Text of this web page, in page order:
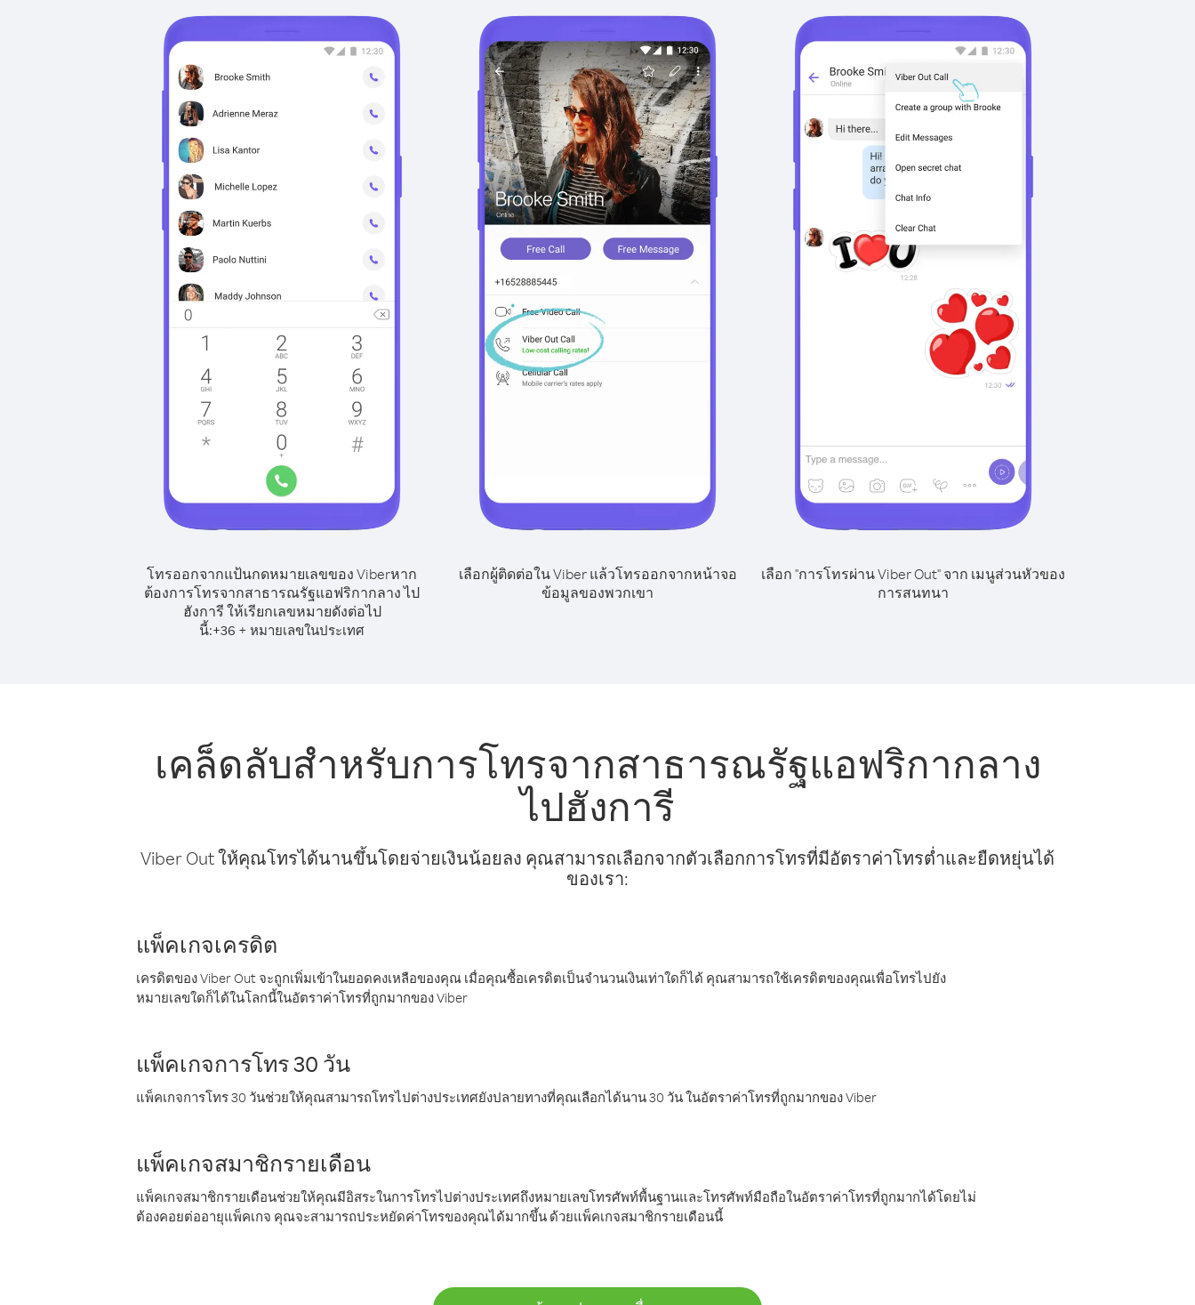
โทรออกจากแป้นกดหมายเลขของ Viberหาก
ต้องการโทรจากสาธารณรัฐแอฟริกากลาง ไป
ฮังการี ให้เรียกเลขหมายดังต่อไป
นี้:+36 + หมายเลขในประเทศ
เลือกผู้ติดต่อใน Viber แล้วโทรออกจากหน้าจอ
ข้อมูลของพวกเขา
เลือก "การโทรผ่าน Viber Out" จาก เมนูส่วนหัวของ
การสนทนา
เคล็ดลับสำหรับการโทรจากสาธารณรัฐแอฟริกากลาง
ไปฮังการี
Viber Out ให้คุณโทรได้นานขึ้นโดยจ่ายเงินน้อยลง คุณสามารถเลือกจากตัวเลือกการโทรที่มีอัตราค่าโทรต่ำและยืดหยุ่นได้
ของเรา:
แพ็คเกจเครดิต
เครดิตของ Viber Out จะถูกเพิ่มเข้าในยอดคงเหลือของคุณ เมื่อคุณซื้อเครดิตเป็นจำนวนเงินเท่าใดก็ได้ คุณสามารถใช้เครดิตของคุณเพื่อโทรไปยัง
หมายเลขใดก็ได้ในโลกนี้ในอัตราค่าโทรที่ถูกมากของ Viber
แพ็คเกจการโทร 30 วัน
แพ็คเกจการโทร 30 วันช่วยให้คุณสามารถโทรไปต่างประเทศยังปลายทางที่คุณเลือกได้นาน 30 วัน ในอัตราค่าโทรที่ถูกมากของ Viber
แพ็คเกจสมาชิกรายเดือน
แพ็คเกจสมาชิกรายเดือนช่วยให้คุณมีอิสระในการโทรไปต่างประเทศถึงหมายเลขโทรศัพท์พื้นฐานและโทรศัพท์มือถือในอัตราค่าโทรที่ถูกมากได้โดยไม่
ต้องคอยต่ออายุแพ็คเกจ คุณจะสามารถประหยัดค่าโทรของคุณได้มากขึ้น ด้วยแพ็คเกจสมาชิกรายเดือนนี้